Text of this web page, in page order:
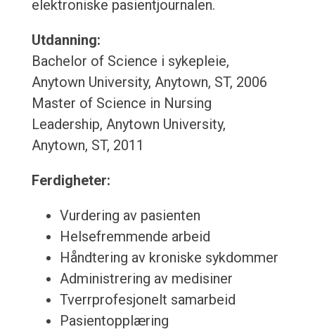
elektroniske pasientjournalen.
Utdanning:
Bachelor of Science i sykepleie,
Anytown University, Anytown, ST, 2006
Master of Science in Nursing
Leadership, Anytown University,
Anytown, ST, 2011
Ferdigheter:
Vurdering av pasienten
Helsefremmende arbeid
Håndtering av kroniske sykdommer
Administrering av medisiner
Tverrprofesjonelt samarbeid
Pasientopplæring